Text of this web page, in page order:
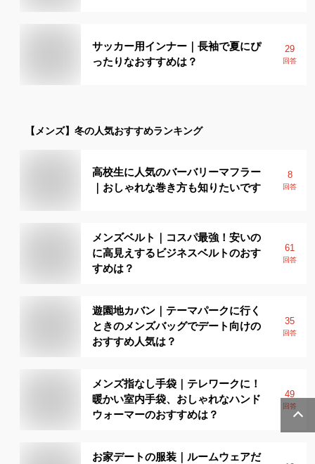
サッカー用インナー｜長袖で夏にぴ
ったりなおすすめは？
29
回答
【メンズ】 冬の人気おすすめランキング
高校生に人気のバーバリーマフラー
｜おしゃれな巻き方も知りたいです
8
回答
メンズベルト｜コスパ最強！安いの
に高見えするビジネスベルトのおす
すめは？
61
回答
遊園地カバン｜テーマパークに行く
ときのメンズバッグでデート向けの
おすすめ人気は？
35
回答
メンズ指なし手袋｜テレワークに！
暖かい室内手袋、おしゃれなハンド
ウォーマーのおすすめは？
49
回答
お家デートの服装｜ルームウェアだ